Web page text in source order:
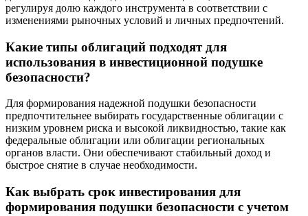
регулируя долю каждого инструмента в соответствии с
изменениями рыночных условий и личных предпочтений.
Какие типы облигаций подходят для
использования в инвестиционной подушке
безопасности?
Для формирования надежной подушки безопасности
предпочтительнее выбирать государственные облигации с
низким уровнем риска и высокой ликвидностью, такие как
федеральные облигации или облигации региональных
органов власти. Они обеспечивают стабильный доход и
быстрое снятие в случае необходимости.
Как выбрать срок инвестирования для
формирования подушки безопасности с учетом